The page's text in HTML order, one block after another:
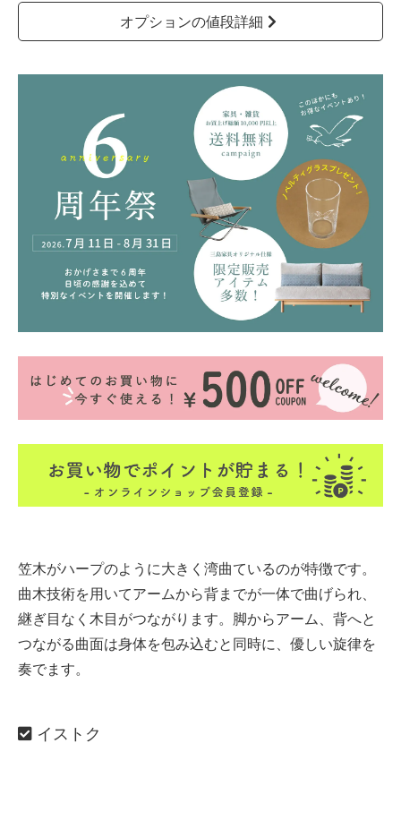
オプションの値段詳細
笠木がハープのように大きく湾曲ているのが特徴です。
曲木技術を用いてアームから背までが一体で曲げられ、
継ぎ目なく木目がつながります。脚からアーム、背へと
つながる曲面は身体を包み込むと同時に、優しい旋律を
奏でます。
イストク